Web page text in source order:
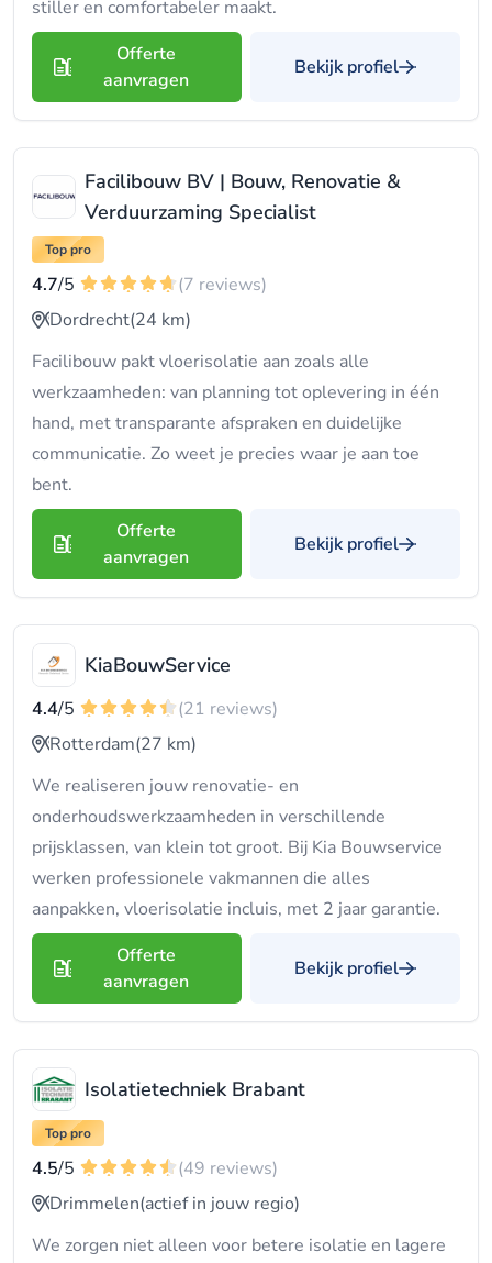
stiller en comfortabeler maakt.
Offerte
aanvragen
Bekijk profiel
Facilibouw BV | Bouw, Renovatie &
Verduurzaming Specialist
Top pro
4.7/5
(7 reviews)
Dordrecht(24 km)
Facilibouw pakt vloerisolatie aan zoals alle
werkzaamheden: van planning tot oplevering in één
hand, met transparante afspraken en duidelijke
communicatie. Zo weet je precies waar je aan toe
bent.
Offerte
aanvragen
Bekijk profiel
KiaBouwService
4.4/5
(21 reviews)
Rotterdam(27 km)
We realiseren jouw renovatie- en
onderhoudswerkzaamheden in verschillende
prijsklassen, van klein tot groot. Bij Kia Bouwservice
werken professionele vakmannen die alles
aanpakken, vloerisolatie incluis, met 2 jaar garantie.
Offerte
aanvragen
Bekijk profiel
Isolatietechniek Brabant
Top pro
4.5/5
(49 reviews)
Drimmelen(actief in jouw regio)
We zorgen niet alleen voor betere isolatie en lagere